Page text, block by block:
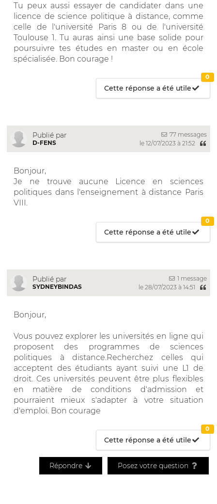
Tu peux aussi essayer de candidater dans une
licence de science politique à distance, comme
celle de l'université Paris 8 ou de l'université
Toulouse 1. Tu auras ainsi une base solide pour
poursuivre tes études en master ou en école
spécialisée. Bon courage !
Cette réponse a été utile
0
Publié par
D-FENS
77 messages
le 12/07/2023 à 21:52
Bonjour,
Je ne trouve aucune Licence en sciences
politiques dans l'enseignement à distance Paris
VIII.
Cette réponse a été utile
0
Publié par
SYDNEYBINDAS
1 message
le 28/07/2023 à 14:51
Bonjour,
Vous pouvez explorer les universités en ligne qui
proposent des programmes de sciences
politiques à distance.Recherchez celles qui
acceptent des étudiants ayant suivi une L1 de
droit. Ces universités peuvent être plus flexibles
en matière de conditions d'admission et
pourraient mieux s'adapter à votre situation
d'emploi. Bon courage
Cette réponse a été utile
0
Répondre Posez votre question